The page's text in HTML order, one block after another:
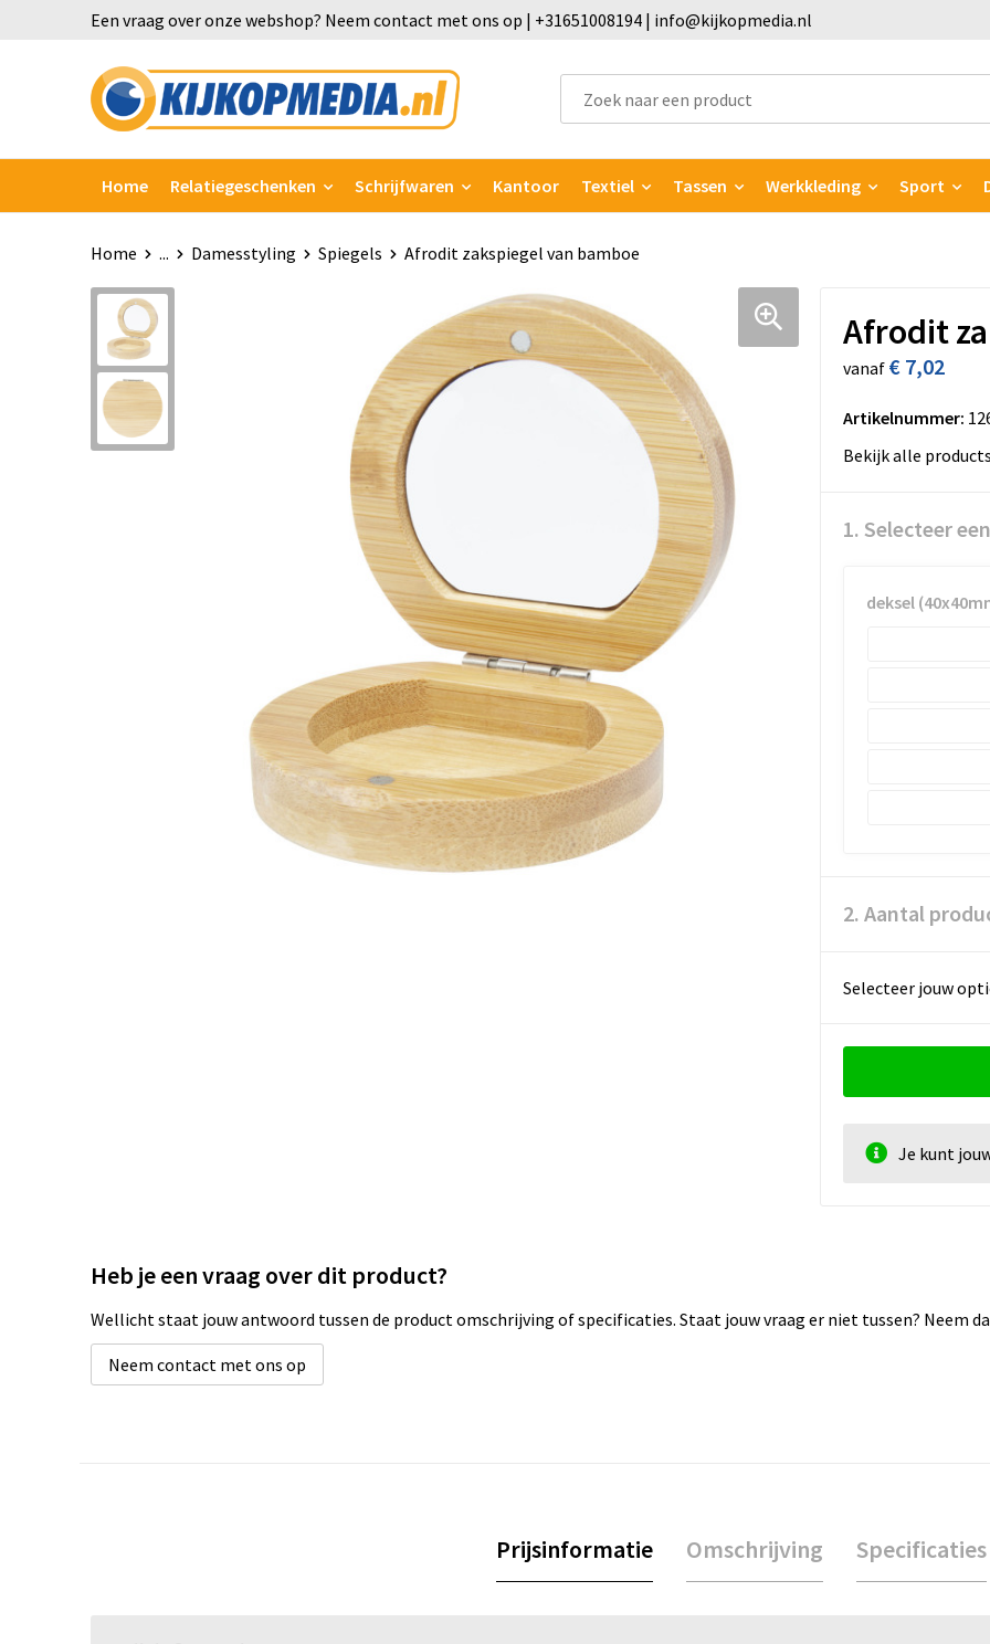
Een vraag over onze webshop? Neem contact met ons op | +31651008194 | info@kijkopmedia.nl
Home Relatiegeschenken Schrijfwaren Kantoor Textiel Tassen Werkkleding Sport
Home ... Damesstyling Spiegels Afrodit zakspiegel van bamboe
Afrodit
vanaf € 7,02
Artikelnummer:
Bekijk alle
1. Selecteer
deksel
2. Aantal
Selecteer jouw
Je kunt
Heb je een vraag over dit product?
Wellicht staat jouw antwoord tussen de product omschrijving of specificaties. Staat jouw vraag er niet tussen? Neem
Neem contact met ons op
Prijsinformatie Omschrijving Specificaties